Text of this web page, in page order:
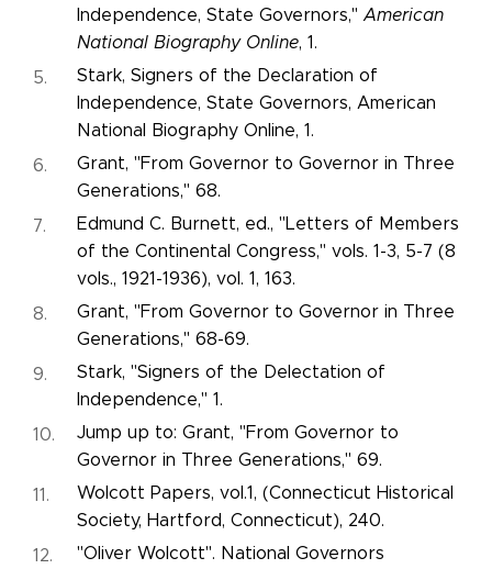
Independence, State Governors,"American
National Biography Online, 1.
Stark, Signers of the Declaration of
Independence, State Governors, American
National Biography Online, 1.
Grant, "From Governor to Governor in Three
Generations," 68.
Edmund C. Burnett, ed., "Letters of Members
of the Continental Congress," vols. 1-3, 5-7 (8
vols., 1921-1936), vol. 1, 163.
Grant, "From Governor to Governor in Three
Generations," 68-69.
Stark, "Signers of the Delectation of
Independence," 1.
Jump up to: Grant, "From Governor to
Governor in Three Generations," 69.
Wolcott Papers, vol.1, (Connecticut Historical
Society, Hartford, Connecticut), 240.
"Oliver Wolcott". National Governors